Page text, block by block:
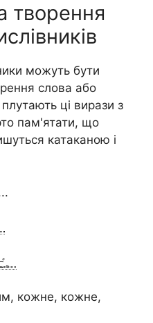
творення
можуть бути
слова або
ці вирази з
пам'ятати, що
катаканою і
кожне, кожне,